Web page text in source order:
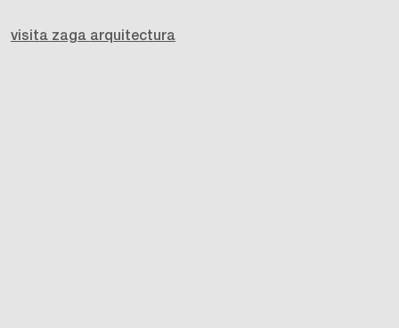
visita zaga arquitectura